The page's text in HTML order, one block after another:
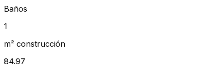
Baños
1
m² construcción
84.97